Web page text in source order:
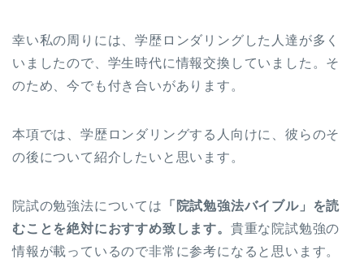
幸い私の周りには、学歴ロンダリングした人達が多く
いましたので、学生時代に情報交換していました。そ
のため、今でも付き合いがあります。
本項では、学歴ロンダリングする人向けに、彼らのそ
の後について紹介したいと思います。
院試の勉強法については
「院試勉強法バイブル」を読
むことを絶対におすすめ致します。 貴重な院試勉強の
情報が載っているので非常に参考になると思います。